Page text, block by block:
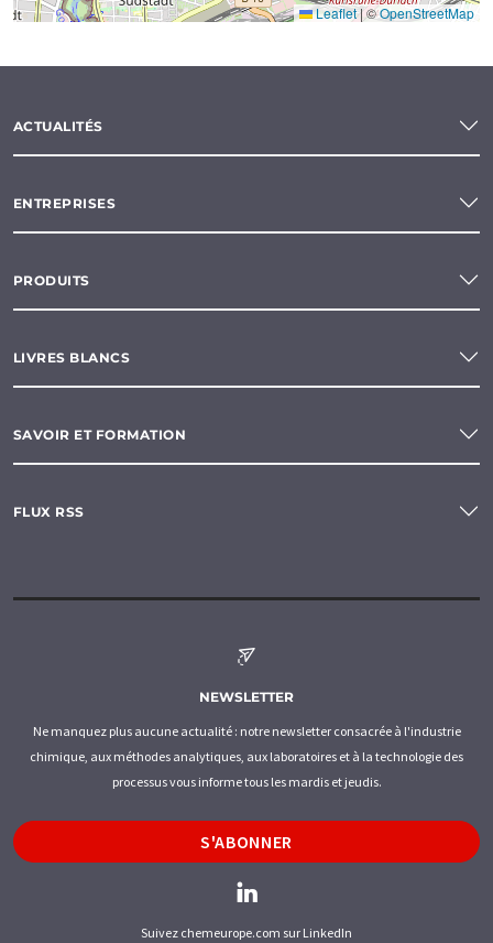
Leaflet|©OpenStreetMap
ACTUALITÉS
ENTREPRISES
PRODUITS
LIVRES BLANCS
SAVOIR ET FORMATION
FLUX RSS
NEWSLETTER
Ne manquez plus aucune actualité : notre newsletter consacrée à l'industrie
chimique, aux méthodes analytiques, aux laboratoires et à la technologie des
processus vous informe tous les mardis et jeudis.
S'ABONNER
Suivez chemeurope.com sur LinkedIn